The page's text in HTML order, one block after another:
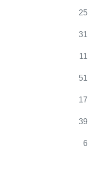
25
31
11
51
17
39
6